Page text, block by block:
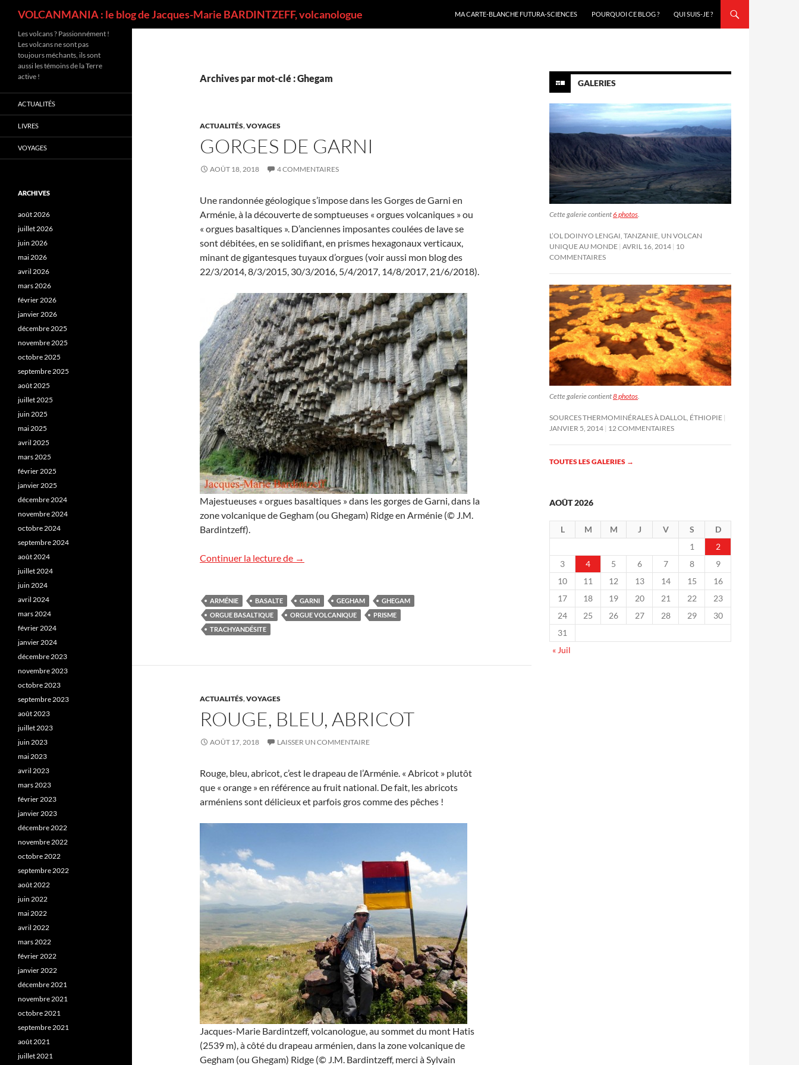
VOLCANMANIA : le blog de Jacques-Marie BARDINTZEFF, volcanologue
MA CARTE-BLANCHE FUTURA-SCIENCES
POURQUOI CE BLOG ? QUI SUIS-JE ?
Archives par mot-clé : Ghegam
ACTUALITÉS,VOYAGES
GORGES DE GARNI
AOÛT 18, 2018 4 COMMENTAIRES
Une randonnée géologique s’impose dans les Gorges de Garni en
Arménie, à la découverte de somptueuses « orgues volcaniques » ou
« orgues basaltiques ». D’anciennes imposantes coulées de lave se
sont débitées, en se solidifiant, en prismes hexagonaux verticaux,
minant de gigantesques tuyaux d’orgues (voir aussi mon blog des
22/3/2014, 8/3/2015, 30/3/2016, 5/4/2017, 14/8/2017, 21/6/2018).
Majestueuses « orgues basaltiques » dans les gorges de Garni, dans la
zone volcanique de Gegham (ou Ghegam) Ridge en Arménie (© J.M.
Bardintzeff).
Continuer la lecture de Gorges de Garni
→
ARMÉNIE BASALTE GARNI GEGHAM
GHEGAM
ORGUE BASALTIQUE
ORGUE VOLCANIQUE
PRISME
TRACHYANDÉSITE
ACTUALITÉS,VOYAGES
ROUGE, BLEU, ABRICOT
AOÛT 17, 2018 LAISSER UN COMMENTAIRE
Rouge, bleu, abricot, c’est le drapeau de l’Arménie. « Abricot » plutôt
que « orange » en référence au fruit national. De fait, les abricots
arméniens sont délicieux et parfois gros comme des pêches !
Jacques-Marie Bardintzeff, volcanologue, au sommet du mont Hatis
(2539 m), à côté du drapeau arménien, dans la zone volcanique de
Gegham (ou Ghegam) Ridge (© J.M. Bardintzeff, merci à Sylvain
GALERIES
Cette galerie contient6 photos.
L’OL DOINYO LENGAI, TANZANIE, UN VOLCAN
UNIQUE AU MONDE AVRIL 16, 2014 10
COMMENTAIRES
Cette galerie contient8 photos
SOURCES THERMOMINÉRALES À DALLOL, ÉTHIOPIE
JANVIER 5, 2014 12 COMMENTAIRES
TOUTES LES GALERIES →
AOÛT 2026
L M M J V S
D
1
2
3
4 5 6 7 8
9
10
11 12 13 14 15
16
17
18 19 20 21 22
23
24
25 26 27 28 29
30
31
« Juil
Les volcans ? Passionnément !
Les volcans ne sont pas
toujours méchants, ils sont
aussi les témoins de la Terre
active !
ACTUALITÉS
LIVRES
VOYAGES
ARCHIVES
août 2026
juillet 2026
juin 2026
mai 2026
avril 2026
mars 2026
février 2026
janvier 2026
décembre 2025
novembre 2025
octobre 2025
septembre 2025
août 2025
juillet 2025
juin 2025
mai 2025
avril 2025
mars 2025
février 2025
janvier 2025
décembre 2024
novembre 2024
octobre 2024
septembre 2024
août 2024
juillet 2024
juin 2024
avril 2024
mars 2024
février 2024
janvier 2024
décembre 2023
novembre 2023
octobre 2023
septembre 2023
août 2023
juillet 2023
juin 2023
mai 2023
avril 2023
mars 2023
février 2023
janvier 2023
décembre 2022
novembre 2022
octobre 2022
septembre 2022
août 2022
juin 2022
mai 2022
avril 2022
mars 2022
février 2022
janvier 2022
décembre 2021
novembre 2021
octobre 2021
septembre 2021
août 2021
juillet 2021